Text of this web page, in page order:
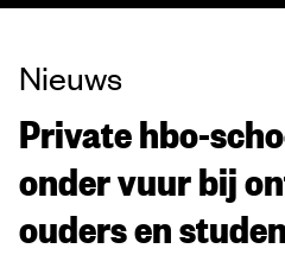
Nieuws
Private hbo-
onder vuur bij
ouders en